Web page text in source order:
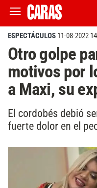
ESPECTÁCULOS 11-08-2022
Otro golpe
motivos por
a Maxi, su
El cordobés debió
fuerte dolor en el